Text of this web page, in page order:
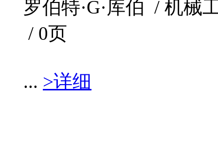
罗伯特·G·库伯 / 机械
/ 0页
... >详细